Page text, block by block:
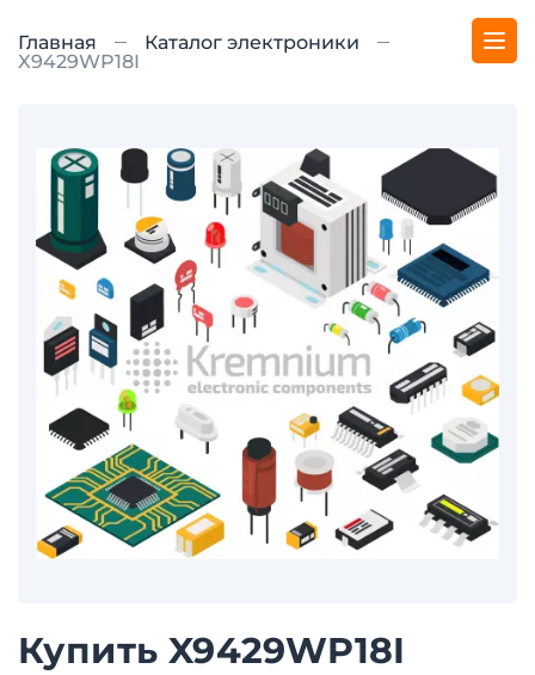
Главная
Каталог электроники
X9429WP18I
Купить X9429WP18I